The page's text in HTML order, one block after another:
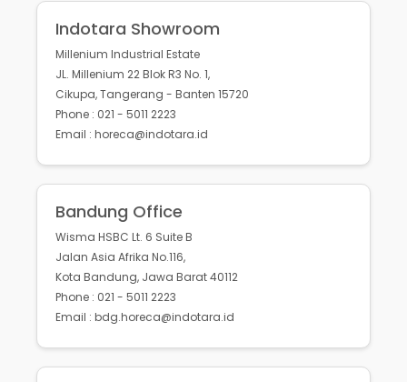
Indotara Showroom
Millenium Industrial Estate
JL. Millenium 22 Blok R3 No. 1,
Cikupa, Tangerang - Banten 15720
Phone : 021 - 5011 2223
Email : horeca@indotara.id
Bandung Office
Wisma HSBC Lt. 6 Suite B
Jalan Asia Afrika No.116,
Kota Bandung, Jawa Barat 40112
Phone : 021 - 5011 2223
Email : bdg.horeca@indotara.id